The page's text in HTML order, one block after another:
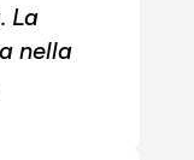
La
nella